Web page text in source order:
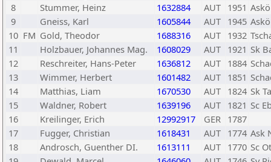
8
Stummer, Heinz 1632884 AUT 1951
9
Gneiss, Karl 1605844 AUT 1945
10 FM Gold, Theodor 1688316 AUT 1932
11
Holzbauer, Johannes Mag. 1608029 AUT 1921 Sk
12
Reschreiter, Hans-Peter 1636812 AUT 1884
13
Wimmer, Herbert 1601482 AUT 1851
14
Matthias, Liam 1670530 AUT 1824 Sk
15
Waldner, Robert 1639196 AUT 1821 Sc
16
Kreilinger, Erich 12992917 GER 1787
17
Fugger, Christian 1618431 AUT 1774 Ask
18
Androsch, Guenther DI. 1613111 AUT 1770 Sc